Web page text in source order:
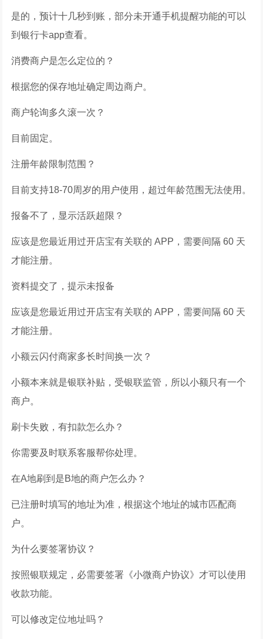
是的，预计十几秒到账，部分未开通手机提醒功能的可以
到银行卡app查看。
消费商户是怎么定位的？
根据您的保存地址确定周边商户。
商户轮询多久滚一次？
目前固定。
注册年龄限制范围？
目前支持18-70周岁的用户使用，超过年龄范围无法使用。
报备不了，显示活跃超限？
应该是您最近用过开店宝有关联的 APP，需要间隔 60 天
才能注册。
资料提交了，提示未报备
应该是您最近用过开店宝有关联的 APP，需要间隔 60 天
才能注册。
小额云闪付商家多长时间换一次？
小额本来就是银联补贴，受银联监管，所以小额只有一个
商户。
刷卡失败，有扣款怎么办？
你需要及时联系客服帮你处理。
在A地刷到是B地的商户怎么办？
已注册时填写的地址为准，根据这个地址的城市匹配商
户。
为什么要签署协议？
按照银联规定，必需要签署《小微商户协议》才可以使用
收款功能。
可以修改定位地址吗？